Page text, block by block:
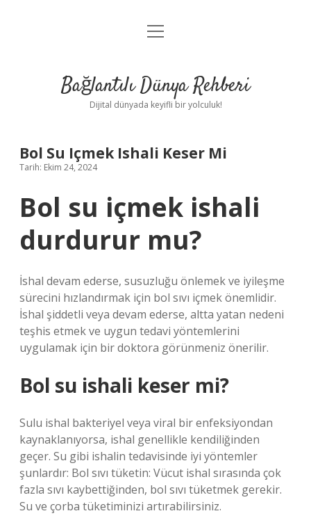
Anasayfa
Yasal Uyarı
menüyü
Bağlantılı Dünya Rehberi
Dijital dünyada keyifli bir yolculuk!
Bol Su Içmek Ishali Keser Mi
Tarih: Ekim 24, 2024
Bol su içmek ishali
durdurur mu?
İshal devam ederse, susuzluğu önlemek ve iyileşme
sürecini hızlandırmak için bol sıvı içmek önemlidir.
İshal şiddetli veya devam ederse, altta yatan nedeni
teşhis etmek ve uygun tedavi yöntemlerini
uygulamak için bir doktora görünmeniz önerilir.
Bol su ishali keser mi?
Sulu ishal bakteriyel veya viral bir enfeksiyondan
kaynaklanıyorsa, ishal genellikle kendiliğinden
geçer. Su gibi ishalin tedavisinde iyi yöntemler
şunlardır: Bol sıvı tüketin: Vücut ishal sırasında çok
fazla sıvı kaybettiğinden, bol sıvı tüketmek gerekir.
Su ve çorba tüketiminizi artırabilirsiniz.